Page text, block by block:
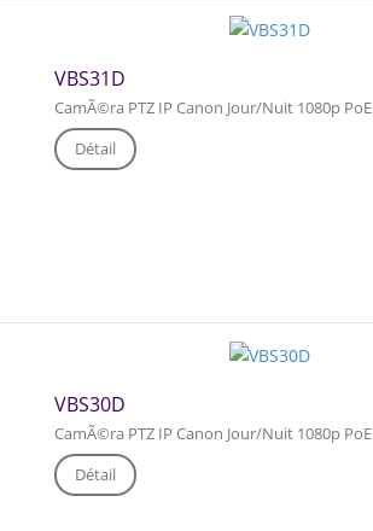
VBS31D
CamÃ©ra PTZ IP Canon Jour/Nuit 1080p PoE
Détail
VBS30D
CamÃ©ra PTZ IP Canon Jour/Nuit 1080p PoE
Détail